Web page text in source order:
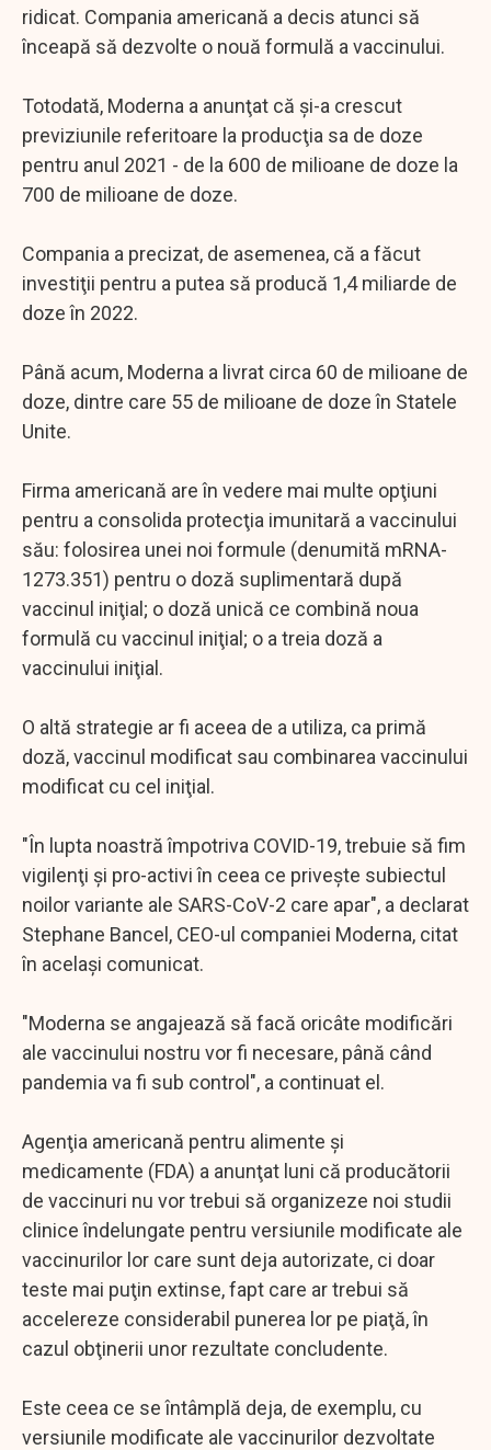
ridicat. Compania americană a decis atunci să
înceapă să dezvolte o nouă formulă a vaccinului.
Totodată, Moderna a anunţat că şi-a crescut
previziunile referitoare la producţia sa de doze
pentru anul 2021 - de la 600 de milioane de doze la
700 de milioane de doze.
Compania a precizat, de asemenea, că a făcut
investiţii pentru a putea să producă 1,4 miliarde de
doze în 2022.
Până acum, Moderna a livrat circa 60 de milioane de
doze, dintre care 55 de milioane de doze în Statele
Unite.
Firma americană are în vedere mai multe opţiuni
pentru a consolida protecţia imunitară a vaccinului
său: folosirea unei noi formule (denumită mRNA-
1273.351) pentru o doză suplimentară după
vaccinul iniţial; o doză unică ce combină noua
formulă cu vaccinul iniţial; o a treia doză a
vaccinului iniţial.
O altă strategie ar fi aceea de a utiliza, ca primă
doză, vaccinul modificat sau combinarea vaccinului
modificat cu cel iniţial.
"În lupta noastră împotriva COVID-19, trebuie să fim
vigilenţi şi pro-activi în ceea ce priveşte subiectul
noilor variante ale SARS-CoV-2 care apar", a declarat
Stephane Bancel, CEO-ul companiei Moderna, citat
în acelaşi comunicat.
"Moderna se angajează să facă oricâte modificări
ale vaccinului nostru vor fi necesare, până când
pandemia va fi sub control", a continuat el.
Agenţia americană pentru alimente şi
medicamente (FDA) a anunţat luni că producătorii
de vaccinuri nu vor trebui să organizeze noi studii
clinice îndelungate pentru versiunile modificate ale
vaccinurilor lor care sunt deja autorizate, ci doar
teste mai puţin extinse, fapt care ar trebui să
accelereze considerabil punerea lor pe piaţă, în
cazul obţinerii unor rezultate concludente.
Este ceea ce se întâmplă deja, de exemplu, cu
versiunile modificate ale vaccinurilor dezvoltate